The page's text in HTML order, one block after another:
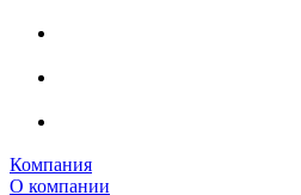
Компания
О компании